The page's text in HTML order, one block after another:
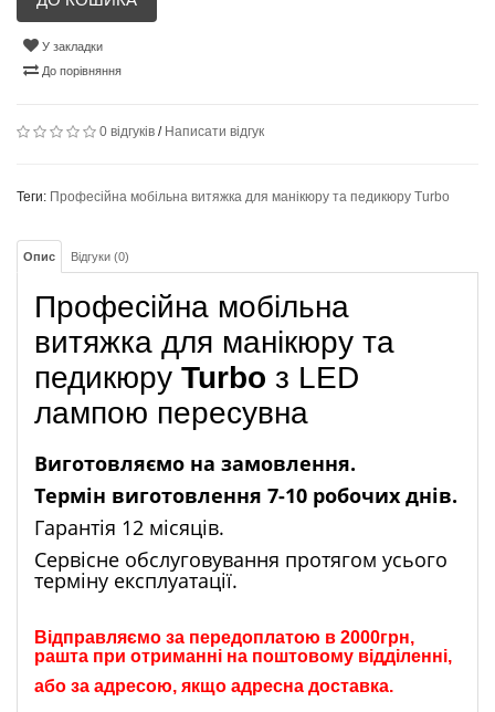
У закладки
До порівняння
0 відгуків / Написати відгук
Теги: Професійна мобільна витяжка для манікюру та педикюру Turbo
Опис Відгуки (0)
Професійна мобільна
витяжка для манікюру та
педикюру Turbo з LED
лампою пересувна
Виготовляємо на замовлення.
Термін виготовлення 7-10 робочих днів.
Гарантія 12 місяців.
Сервісне обслуговування протягом усього
терміну експлуатації.
Відправляємо за передоплатою в 2000грн,
рашта при отриманні на поштовому відділенні,
або за адресою, якщо адресна доставка.